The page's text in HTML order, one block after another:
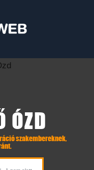
ÓZD
szakembereknek,